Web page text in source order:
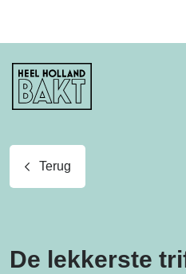
Heel
Holland
Bakt
Terug
De lekkerste